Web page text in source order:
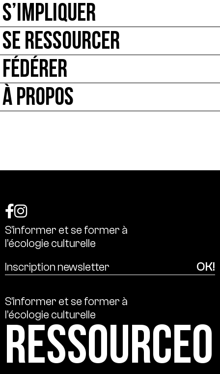
S’IMPLIQUER
SE RESSOURCER
FÉDÉRER
À PROPOS
S’informer et se former à
l’écologie culturelle
S’informer et se former à
l’écologie culturelle
Ressource0